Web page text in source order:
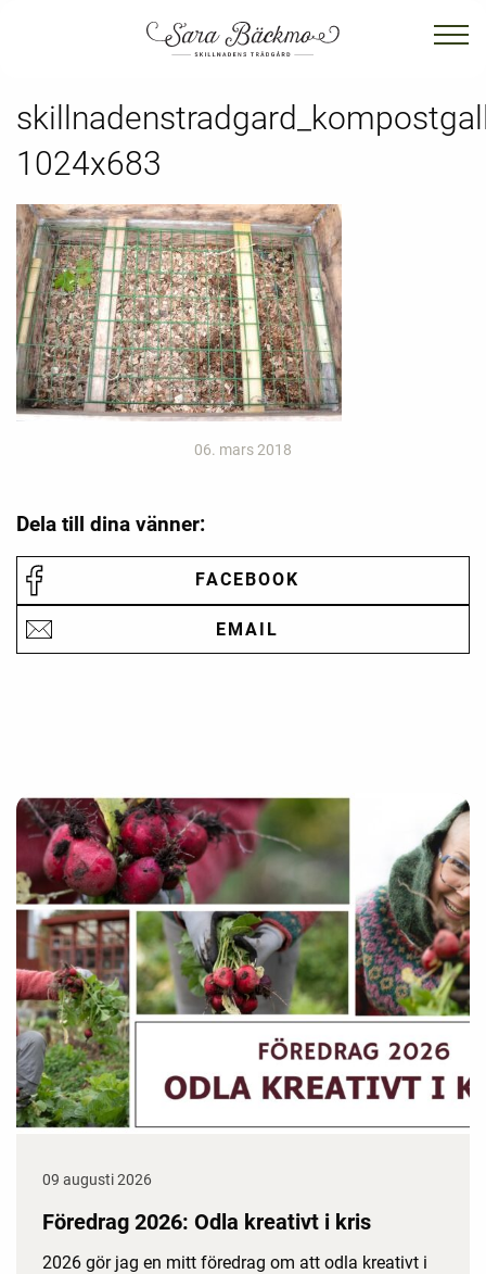
1024x683
06. mars 2018
Dela till dina vänner:
FACEBOOK
EMAIL
09 augusti 2026
Föredrag 2026: Odla kreativt i kris
2026 gör jag en mitt föredrag om att odla kreativt i